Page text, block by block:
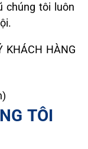
chúng tôi luôn
KHÁCH HÀNG
TÔI